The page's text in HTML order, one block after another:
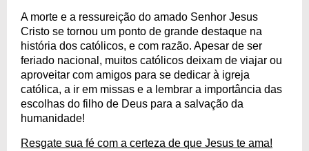
A morte e a ressureição do amado Senhor Jesus
Cristo se tornou um ponto de grande destaque na
história dos católicos, e com razão. Apesar de ser
feriado nacional, muitos católicos deixam de viajar ou
aproveitar com amigos para se dedicar à igreja
católica, a ir em missas e a lembrar a importância das
escolhas do filho de Deus para a salvação da
humanidade!
Resgate sua fé com a certeza de que Jesus te ama!